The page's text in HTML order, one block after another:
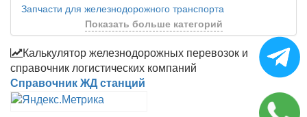
Запчасти для железнодорожного транспорта
Показать больше категорий
Калькулятор железнодорожных перевозок и
справочник логистических компаний
Справочник ЖД станций